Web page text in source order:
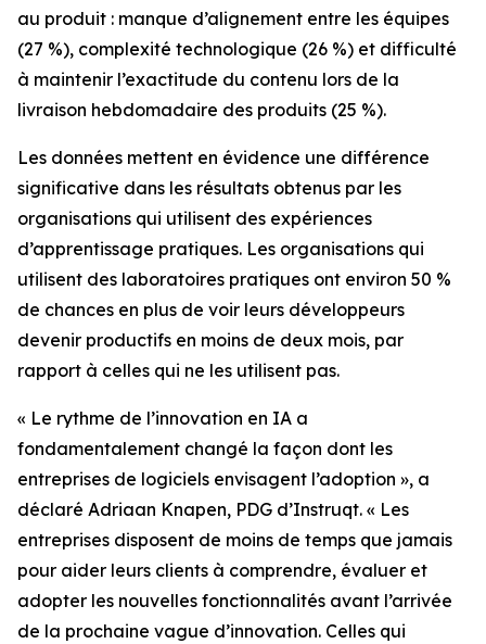
au produit : manque d’alignement entre les équipes
(27 %), complexité technologique (26 %) et difficulté
à maintenir l’exactitude du contenu lors de la
livraison hebdomadaire des produits (25 %).
Les données mettent en évidence une différence
significative dans les résultats obtenus par les
organisations qui utilisent des expériences
d’apprentissage pratiques. Les organisations qui
utilisent des laboratoires pratiques ont environ 50 %
de chances en plus de voir leurs développeurs
devenir productifs en moins de deux mois, par
rapport à celles qui ne les utilisent pas.
« Le rythme de l’innovation en IA a
fondamentalement changé la façon dont les
entreprises de logiciels envisagent l’adoption », a
déclaré Adriaan Knapen, PDG d’Instruqt. « Les
entreprises disposent de moins de temps que jamais
pour aider leurs clients à comprendre, évaluer et
adopter les nouvelles fonctionnalités avant l’arrivée
de la prochaine vague d’innovation. Celles qui